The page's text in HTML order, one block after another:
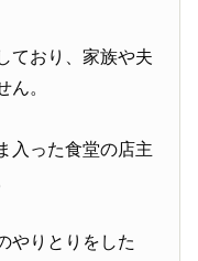
ており、家族や夫
ん。
入った食堂の店主
やりとりをした